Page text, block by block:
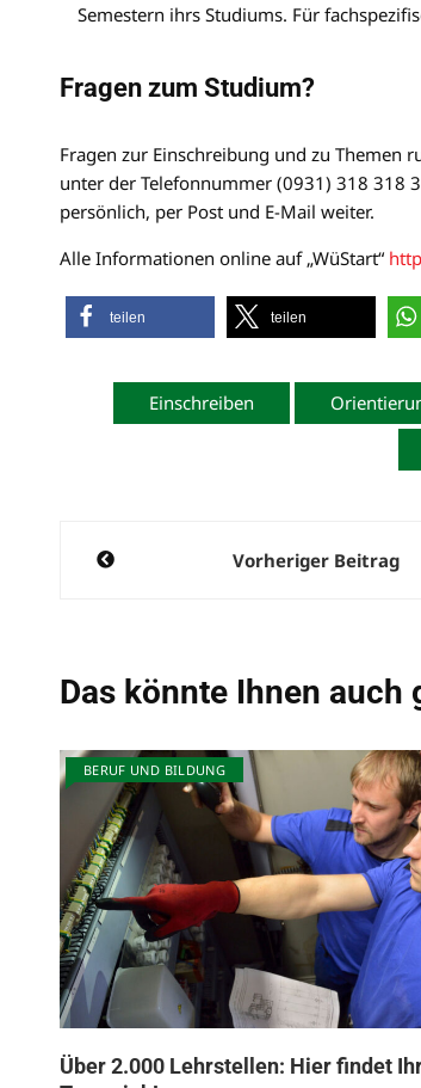
Semestern ihrs Studiums. Für
Fragen zum Studium?
Fragen zur Einschreibung und zu Themen
unter der Telefonnummer (0931) 318 318
persönlich, per Post und E-Mail weiter.
Alle Informationen online auf „WüStart“
teilen teilen
Einschreiben
Beitragsnavigation
Vorheriger Beitrag
Das könnte Ihnen auch
BERUF UND BILDUNG
Über 2.000 Lehrstellen: Hier findet